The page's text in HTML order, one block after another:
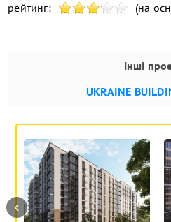
рейтинг: (на
інші
UKRAINE
‹